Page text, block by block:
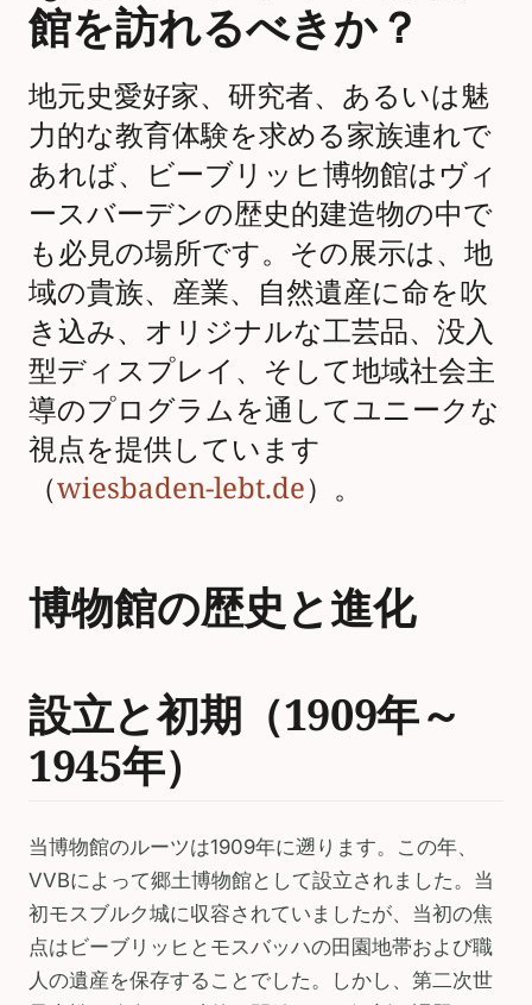
館を訪れるべきか？
地元史愛好家、研究者、あるいは魅
力的な教育体験を求める家族連れで
あれば、ビーブリッヒ博物館はヴィ
ースバーデンの歴史的建造物の中で
も必見の場所です。その展示は、地
域の貴族、産業、自然遺産に命を吹
き込み、オリジナルな工芸品、没入
型ディスプレイ、そして地域社会主
導のプログラムを通してユニークな
視点を提供しています
（wiesbaden-lebt.de）。
博物館の歴史と進化
設立と初期（1909年～
1945年）
当博物館のルーツは1909年に遡ります。この年、
VVBによって郷土博物館として設立されました。当
初モスブルク城に収容されていましたが、当初の焦
点はビーブリッヒとモスバッハの田園地帯および職
人の遺産を保存することでした。しかし、第二次世